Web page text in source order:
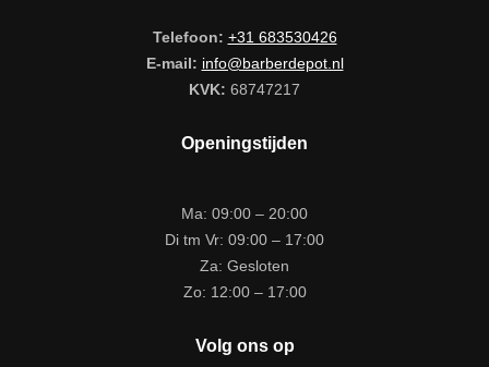
Telefoon: +31 683530426
E-mail: info@barberdepot.nl
KVK: 68747217
Openingstijden
Ma: 09:00 – 20:00
Di tm Vr: 09:00 – 17:00
Za: Gesloten
Zo: 12:00 – 17:00
Volg ons op